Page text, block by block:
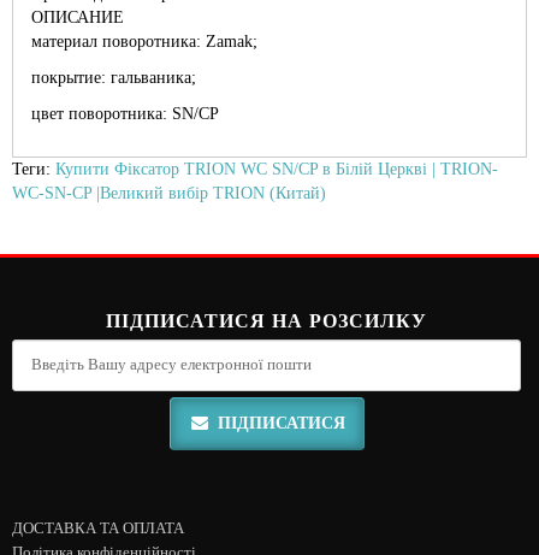
ОПИСАНИЕ
материал поворотника: Zamak;
покрытие: гальваника;
цвет поворотника: SN/CP
Теги: Купити Фіксатор TRION WC SN/CP в Білій Церкві | TRION-
WC-SN-CP |Великий вибір TRION (Китай)
ПІДПИСАТИСЯ НА РОЗСИЛКУ
ПІДПИСАТИСЯ
ДОСТАВКА ТА ОПЛАТА